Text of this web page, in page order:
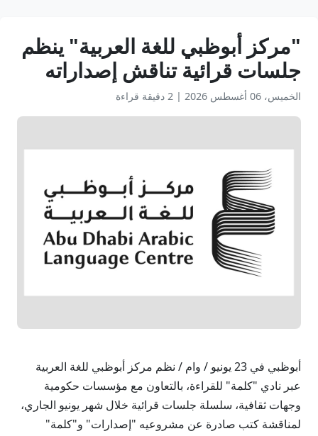
"مركز أبوظبي للغة العربية" ينظم
جلسات قرائية تناقش إصداراته
الخميس، 06 أغسطس 2026 | 2 دقيقة قراءة
أبوظبي في 23 يونيو / وام / نظم مركز أبوظبي للغة العربية
عبر نادي "كلمة" للقراءة، بالتعاون مع مؤسسات حكومية
وجهات ثقافية، سلسلة جلسات قرائية خلال شهر يونيو الجاري،
لمناقشة كتب صادرة عن مشروعيه "إصدارات" و"كلمة"